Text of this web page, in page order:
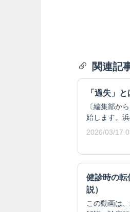
関連記
「過失」
〔編集部か
始します。浜
2026/03/17
健診時の転
説）
この動画は